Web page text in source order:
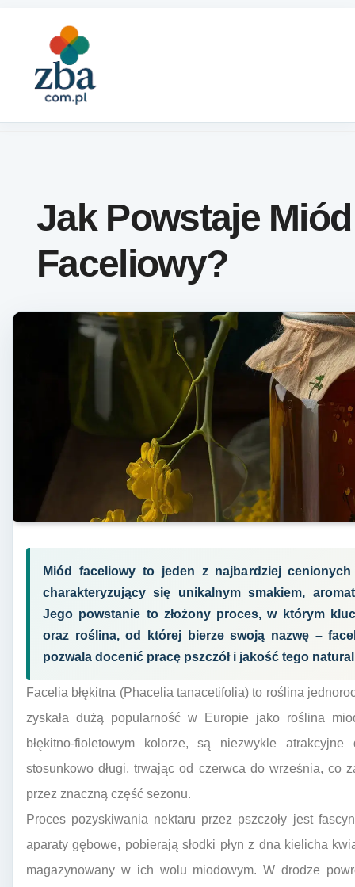
Jak Powstaje Miód
Faceliowy?
Miód faceliowy to jeden z najbardziej
charakteryzujący się unikalnym smakiem,
Jego powstanie to złożony proces, w którym
oraz roślina, od której bierze swoją nazwę –
pozwala docenić pracę pszczół i jakość tego
Facelia błękitna (Phacelia tanacetifolia) to roślina
zyskała dużą popularność w Europie jako roślina
błękitno-fioletowym kolorze, są niezwykle
stosunkowo długi, trwając od czerwca do września, co
przez znaczną część sezonu.
Proces pozyskiwania nektaru przez pszczoły jest
aparaty gębowe, pobierają słodki płyn z dna kielicha
magazynowany w ich wolu miodowym. W drodze